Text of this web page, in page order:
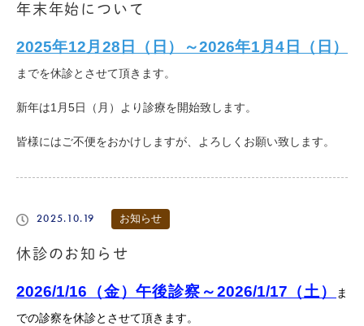
年末年始について
2025年12月28日（日）～2026年1月4日（日）
までを休診とさせて頂きます。
新年は1月5日（月）より診療を開始致します。
皆様にはご不便をおかけしますが、よろしくお願い致します。
2025.10.19 お知らせ
休診のお知らせ
2026/1/16（金）午後診察～2026/1/17（土）
ま
での診察を休診とさせて頂きます。